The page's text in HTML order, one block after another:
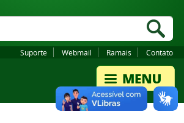
Suporte Webmail Ramais Contato